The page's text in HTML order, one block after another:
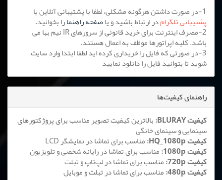
1-در صورت داشتن هرگونه مشکلی، لطفا با پشتیبانی آنلاین یا
پشتیبانی تلگرامدر ارتباط باشید و یاصفحه راهنمارا بخوانید.
2-مصرف اینترنت برای خرید قانونی از سرورهای IR نیم بها می
باشد. کلیه اپراتورها موظف به اعمال هستند.
3-در صورتی که فایل را خریداری کرده اید لطفا ابتدا وارد سایت
شوید تا بتوانید فایل را دانلود نمایید
راهنمای کیفیت‌ها
کیفیت BLURAY:
بالاترین کیفیت تصویر مناسب برای پروژکتورهای
سینمایی و سینمای خانگی
کیفیت HQ_1080p: مناسب برای تماشا در نمایشگر LCD
کیفیت 1080p: مناسب برای تماشا در رایانه شخصی و تلویزیون
کیفیت 720p: مناسب برای تماشا در لپ‌تاپ و تبلت
کیفیت 480p: مناسب برای تماشا در تبلت و موبایل